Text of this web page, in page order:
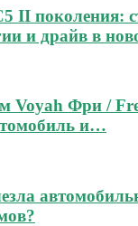
II поколения:
и драйв в
Voyah Фри /
и…